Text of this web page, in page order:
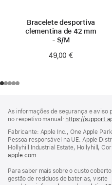
Bracelete desportiva
clementina de 42 mm
- S/M
49,00 €
de
rodapé
As informações de segurança e aviso
no respetivo manual: https://
Fabricante: Apple Inc., One Apple
Pessoa responsável na UE: Apple
Hollyhill Industrial Estate, Hollyhill,
apple.com(abre
nova
janela)
Para saber mais sobre o custo
gestão de resíduos de baterias, visite